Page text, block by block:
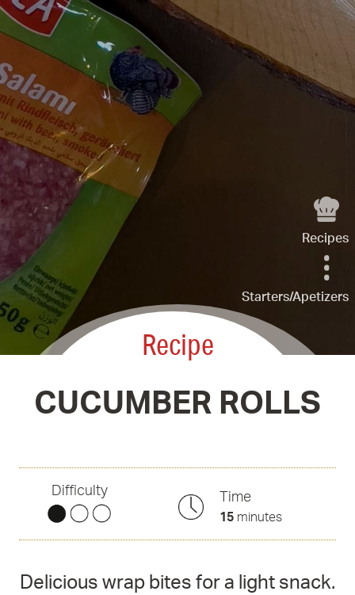
Recipes
Starters/Apetizers
Recipe
CUCUMBER ROLLS
Difficulty Time
15minutes
Delicious wrap bites for a light snack.